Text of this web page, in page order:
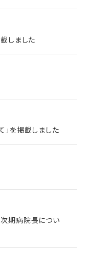
しました
を掲載しました
期病院長につい